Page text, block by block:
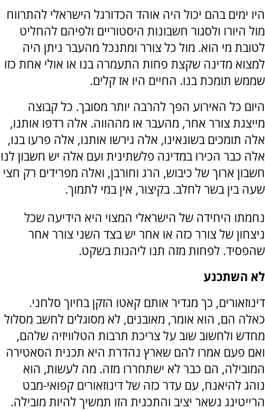
היו ימים בהם יכול היה אוהד הכדורגל הישראלי להתרווח
מול היורו ולסגור חשבונות היסטוריים ולפיהם להחליט
לטובת מי הוא. מול כל צורר ומתנכל מהעבר ניתן היה
למצוא מדינה שקצת פחות התעמרה בנו או אולי אחת כזו
שממש תומכת בנו. החיים היו אז קלים.
היום כל האירוע הפך להרבה יותר מסובך. כל קבוצה
מייצגת צורר אחר, מהעבר או מההווה. אלה רדפו אותנו,
אלה תומכים בשונאינו, אלה גירשו אותנו, אלה פרעו בנו,
אלה כבר הכירו במדינה פלשתינית ועם אלה יש חשבון לנו
חשבון ארוך של כיבוש, הרג וחורבן, ואלה מפרידים רק חצי
שעה בין בשר לחלב. בקיצור, אין במי לתמוך.
נחמתו היחידה של הישראלי המצוי היא הידיעה שכל
ניצחון של צורר כזה או אחר יש בצד השני צורר אחר
שהפסיד. לפחות מזה תנו ליהנות בשקט.
לא השתכנע
דינוזאורים, כך מגדיר אותם קאטו הזקן בחיוך סלחני.
כאלה הם, הוא אומר, מאובנים, לא מסוגלים לחשב מסלול
מחדש ולחשוב שוב על צריכת תרבות הטלוויזיה שלהם,
ואם פעם אמרו להם שארץ נהדרת היא תכנית הסאטירה
המובילה, הם כבר לא ישתחררו מזה. מה לעשות, הוא
נוהג להיאנח, עם עדר כזה של דינוזאורים קפואי-מבט
הרייטינג נשאר יציב והתכנית הזו תמשיך להיות מובילה.